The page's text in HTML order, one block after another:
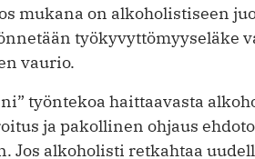
mukana on alkoholistiseen
työkyvyttömyyseläke
vaurio.
työntekoa haittaavasta
ja pakollinen ohjaus
alkoholisti retkahtaa